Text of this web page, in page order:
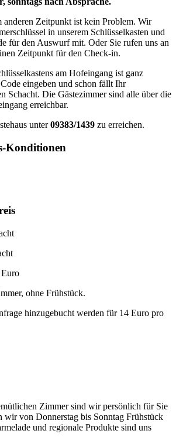
anderen Zeitpunkt ist kein Problem. Wir
in unserem Schlüsselkasten und
für den Auswurf mit. Oder Sie rufen uns an
Zeitpunkt für den Check-in.
am Hofeingang ist ganz
eingeben und schon fällt Ihr
Schacht. Die Gästezimmer sind alle über die
erreichbar.
unter09383/1439 zu erreichen.
Konditionen
ohne Frühstück.
hinzugebucht werden für 14 Euro pro
Zimmer sind wir persönlich für Sie
wir von Donnerstag bis Sonntag Frühstück
und regionale Produkte sind uns